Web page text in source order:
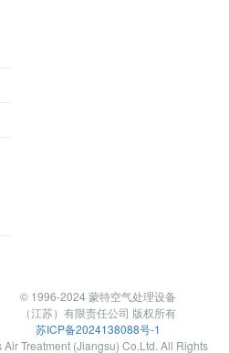
© 1996-2024 蒙特空气处理设备
（江苏）有限责任公司 版权所有
苏ICP备2024138088号-1
Treatment (Jiangsu) Co.Ltd. All Rights